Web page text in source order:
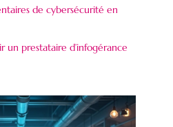
de cybersécurité en
un prestataire d’infogérance